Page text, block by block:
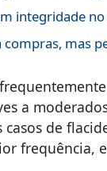
integridade
compras, mas
a
casos de
frequência,